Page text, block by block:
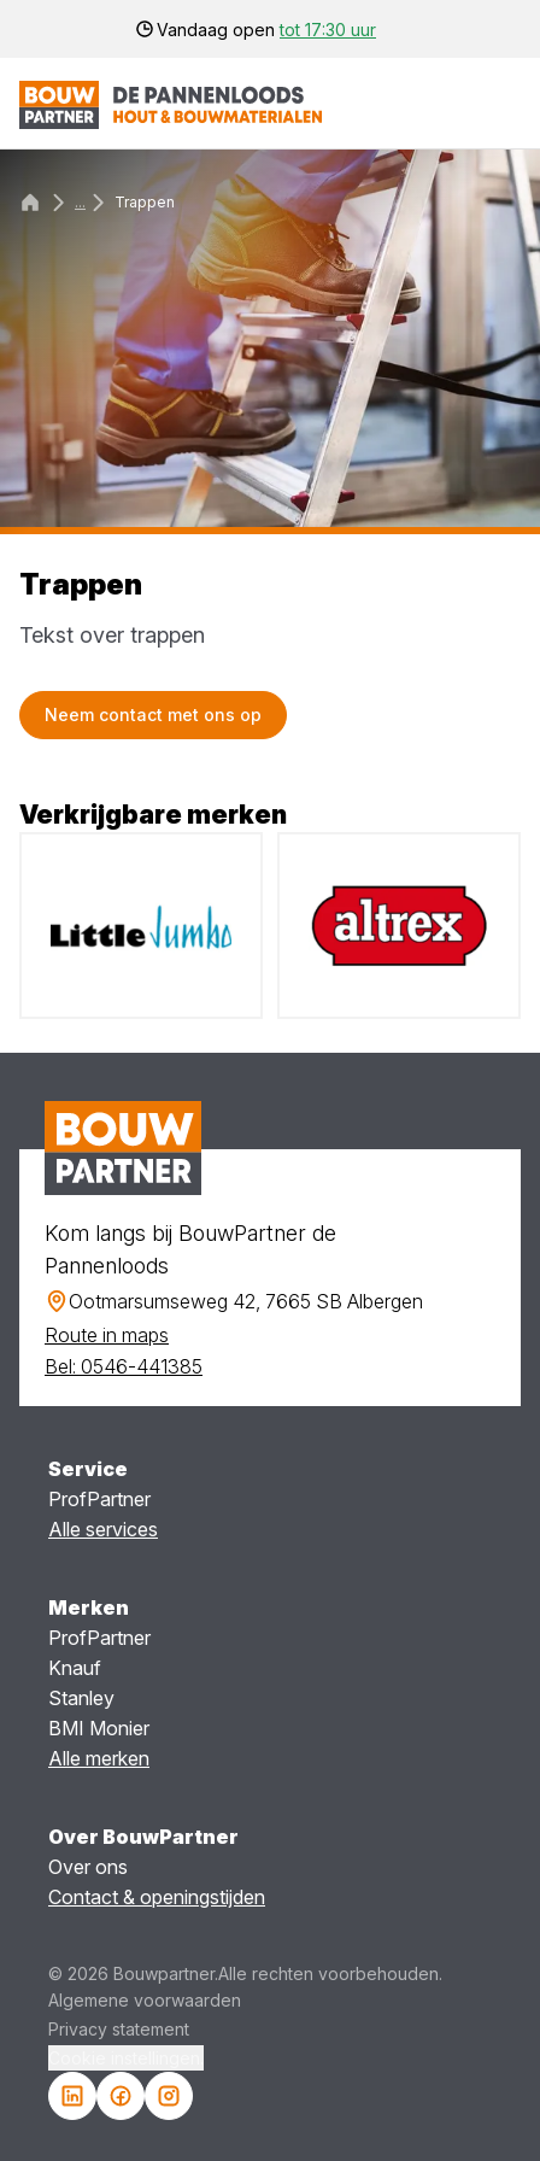
Vandaag opentot 17:30 uur
... Trappen
Trappen
Tekst over trappen
Neem contact met ons op
Verkrijgbare merken
Kom langs bij BouwPartner de
Pannenloods
Ootmarsumseweg 42, 7665 SB Albergen
Route in maps
Bel: 0546-441385
Service
ProfPartner
Alle services
Merken
ProfPartner
Knauf
Stanley
BMI Monier
Alle merken
Over BouwPartner
Over ons
Contact & openingstijden
© 2026 Bouwpartner.Alle rechten voorbehouden.
Algemene voorwaarden
Privacy statement